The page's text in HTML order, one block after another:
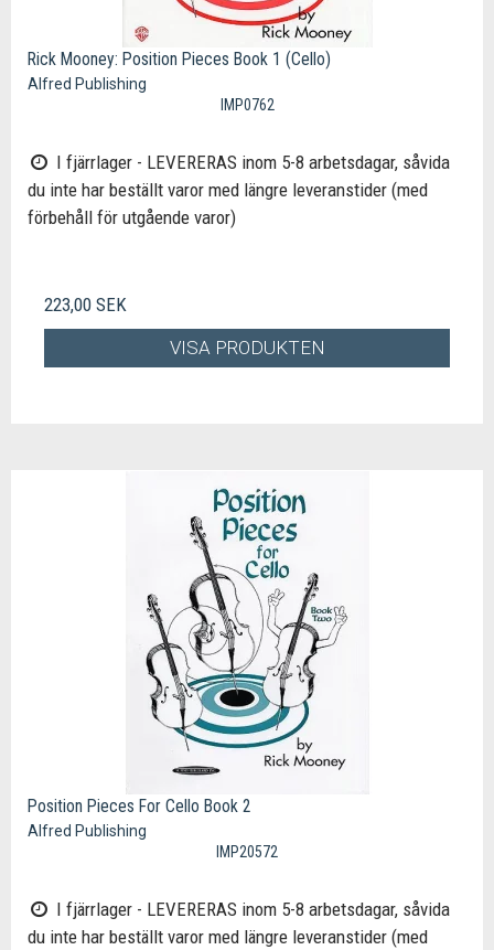
Rick Mooney: Position Pieces Book 1 (Cello)
Alfred Publishing
IMP0762
I fjärrlager - LEVERERAS inom 5-8 arbetsdagar, såvida
du inte har beställt varor med längre leveranstider (med
förbehåll för utgående varor)
223,00 SEK
VISA PRODUKTEN
Position Pieces For Cello Book 2
Alfred Publishing
IMP20572
I fjärrlager - LEVERERAS inom 5-8 arbetsdagar, såvida
du inte har beställt varor med längre leveranstider (med